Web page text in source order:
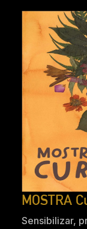
MOSTRA
Sensibilizar,